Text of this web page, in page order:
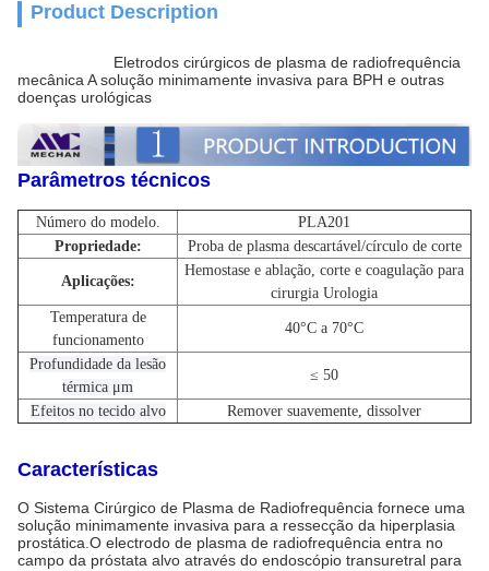
Product Description
Eletrodos cirúrgicos de plasma de radiofrequência
mecânica A solução minimamente invasiva para BPH e outras
doenças urológicas
Parâmetros técnicos
Número do modelo.
PLA201
Propriedade:
Proba de plasma descartável/círculo de corte
Aplicações:
Hemostase e ablação, corte e coagulação para
cirurgia Urologia
Temperatura de
funcionamento
40°C a 70°C
Profundidade da lesão
térmica μm
≤ 50
Efeitos no tecido alvo Remover suavemente, dissolver
Características
O Sistema Cirúrgico de Plasma de Radiofrequência fornece uma
solução minimamente invasiva para a ressecção da hiperplasia
prostática.O electrodo de plasma de radiofrequência entra no
campo da próstata alvo através do endoscópio transuretral para